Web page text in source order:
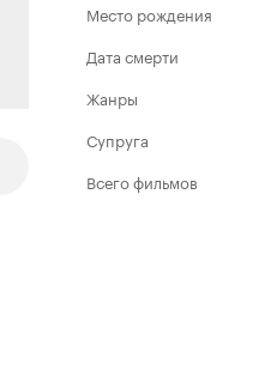
Место рождения
Дата смерти
Жанры
Супруга
Всего фильмов